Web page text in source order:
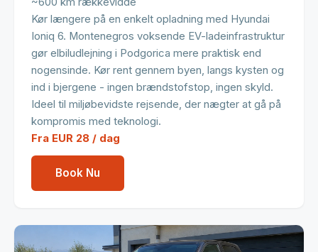
Kør længere på en enkelt opladning med Hyundai
Ioniq 6. Montenegros voksende EV-ladeinfrastruktur
gør elbiludlejning i Podgorica mere praktisk end
nogensinde. Kør rent gennem byen, langs kysten og
ind i bjergene - ingen brændstofstop, ingen skyld.
Ideel til miljøbevidste rejsende, der nægter at gå på
kompromis med teknologi.
Fra EUR 28 / dag
Book Nu